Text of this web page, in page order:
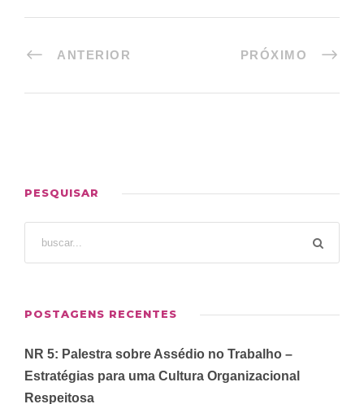
ANTERIOR PRÓXIMO
PESQUISAR
POSTAGENS RECENTES
NR 5: Palestra sobre Assédio no Trabalho –
Estratégias para uma Cultura Organizacional
Respeitosa